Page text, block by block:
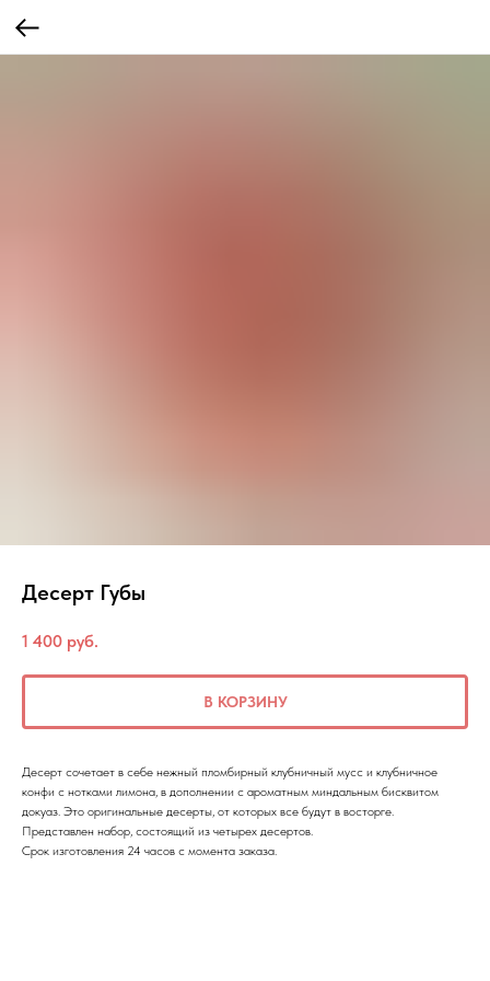
Десерт Губы
1 400 руб.
В КОРЗИНУ
Десерт сочетает в себе нежный пломбирный клубничный мусс и клубничное
конфи с нотками лимона, в дополнении с ароматным миндальным бисквитом
докуаз. Это оригинальные десерты, от которых все будут в восторге.
Представлен набор, состоящий из четырех десертов.
Срок изготовления 24 часов с момента заказа.